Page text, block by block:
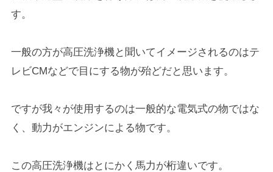
す。
一般の方が高圧洗浄機と聞いてイメージされるのはテ
レビCMなどで目にする物が殆どだと思います。
ですが我々が使用するのは一般的な電気式の物ではな
く、動力がエンジンによる物です。
この高圧洗浄機はとにかく馬力が桁違いです。